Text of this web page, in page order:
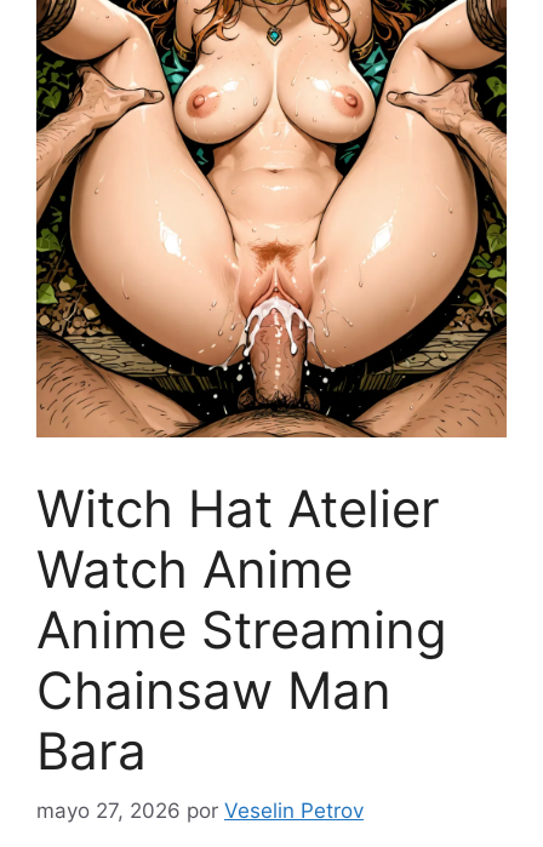
Witch Hat Atelier
Watch Anime
Anime Streaming
Chainsaw Man
Bara
mayo 27, 2026 por Veselin Petrov